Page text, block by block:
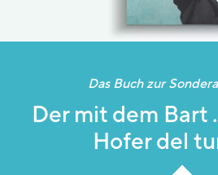
Das Buch zur
Der mit dem Bart
Hofer del